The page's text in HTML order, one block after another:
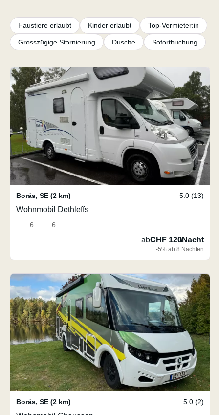
Haustiere erlaubt Kinder erlaubt Top-Vermieter:in
Grosszügige Stornierung Dusche Sofortbuchung
Borås, SE (2 km) 5.0 (13)
Wohnmobil Dethleffs
6 6
abCHF 120/Nacht
-5% ab 8 Nächten
Borås, SE (2 km) 5.0 (2)